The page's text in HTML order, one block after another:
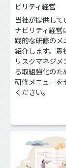
ビリティ経営
当社が提供して
ナビリティ経営
践的な研修のメ
紹介します。貴
リスクマネジ
る取組強化のた
研修メニューを
ください。